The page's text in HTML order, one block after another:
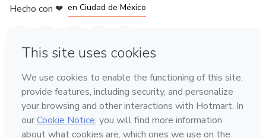
Hecho con ❤ en Ciudad de México
Conoce Hotmart
Idioma
Español